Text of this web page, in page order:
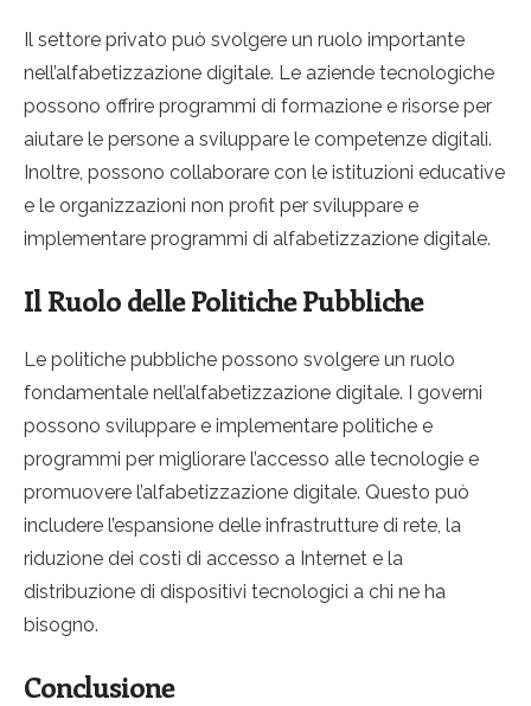
Il settore privato può svolgere un ruolo importante
nell’alfabetizzazione digitale. Le aziende tecnologiche
possono offrire programmi di formazione e risorse per
aiutare le persone a sviluppare le competenze digitali.
Inoltre, possono collaborare con le istituzioni educative
e le organizzazioni non profit per sviluppare e
implementare programmi di alfabetizzazione digitale.
Il Ruolo delle Politiche Pubbliche
Le politiche pubbliche possono svolgere un ruolo
fondamentale nell’alfabetizzazione digitale. I governi
possono sviluppare e implementare politiche e
programmi per migliorare l’accesso alle tecnologie e
promuovere l’alfabetizzazione digitale. Questo può
includere l’espansione delle infrastrutture di rete, la
riduzione dei costi di accesso a Internet e la
distribuzione di dispositivi tecnologici a chi ne ha
bisogno.
Conclusione